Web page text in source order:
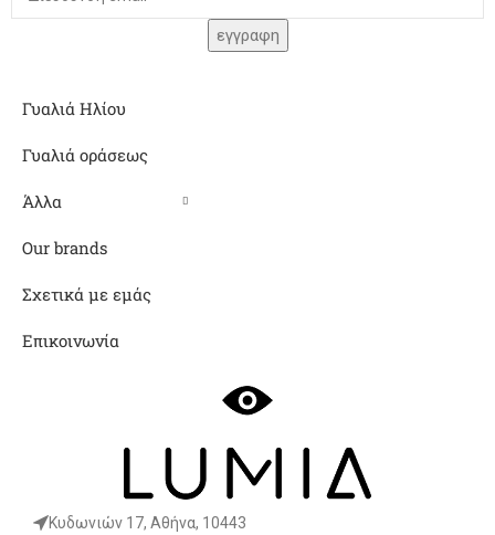
Γυαλιά Ηλίου
Γυαλιά οράσεως
Άλλα
Our brands
Σχετικά με εμάς
Επικοινωνία
Κυδωνιών 17, Αθήνα, 10443